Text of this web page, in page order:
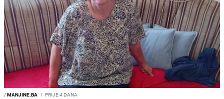
/MANJINE.BA I PRIJE 4 DANA